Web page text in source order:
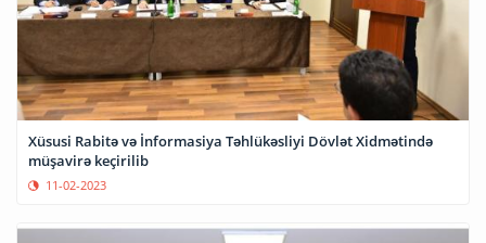
Xüsusi Rabitə və İnformasiya Təhlükəsliyi Dövlət Xidmətində
müşavirə keçirilib
11-02-2023